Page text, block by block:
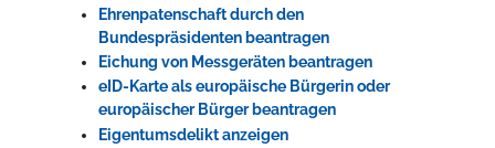
Ehrenpatenschaft durch den
Bundespräsidenten beantragen
Eichung von Messgeräten beantragen
eID-Karte als europäische Bürgerin oder
europäischer Bürger beantragen
Eigentumsdelikt anzeigen